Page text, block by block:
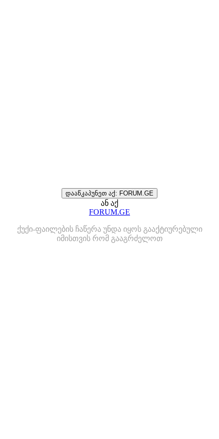
დააწკაპუნეთ აქ: FORUM.GE
ან აქ
FORUM.GE
ქუქი-ფაილების ჩაწერა უნდა იყოს გააქტიურებული
იმისთვის რომ გააგრძელოთ